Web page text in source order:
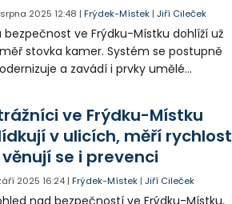
srpna 2025 12:48 |Frýdek-Místek |Jiří Cileček
bezpečnost ve Frýdku-Místku dohlíží už
stovka kamer. Systém se postupně
a zavádí i prvky umělé
a trestné činnosti.
ve Frýdku-Místku
v ulicích, měří rychlost
se i prevenci
2025 16:24 |Frýdek-Místek |Jiří Cileček
nad bezpečností ve Frýdku-Místku,